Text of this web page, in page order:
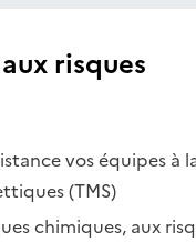
risques
vos équipes à
(TMS)
chimiques, aux